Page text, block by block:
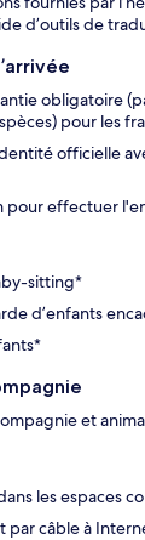
d’outils de
obligatoire
pour les
officielle
pour effectuer
sitting*
d’enfants
et
les espaces
par câble à